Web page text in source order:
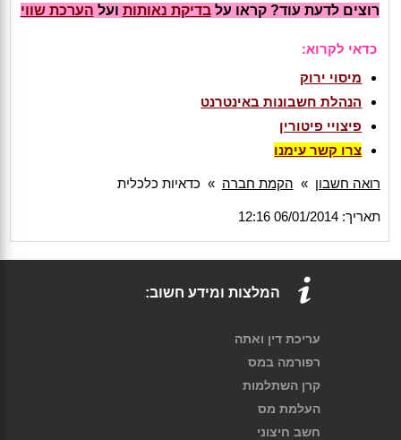
רוצים לדעת עוד? קראו עלבדיקת נאותות ועל הערכת שווי
כדאי לקרוא:
מיסוי ירוק
הנהלת חשבונות באינטרנט
פיצויי פיטורין
צרו קשר עימנו
רואה חשבון » הקמת חברה » כדאיות כלכלית
תאריך: 06/01/2014 12:16
המלצות ומידע חשוב:
עריכת דין ואתה
רפורמה במס
קרן השתלמות
העלמת מס
חשב חיצוני